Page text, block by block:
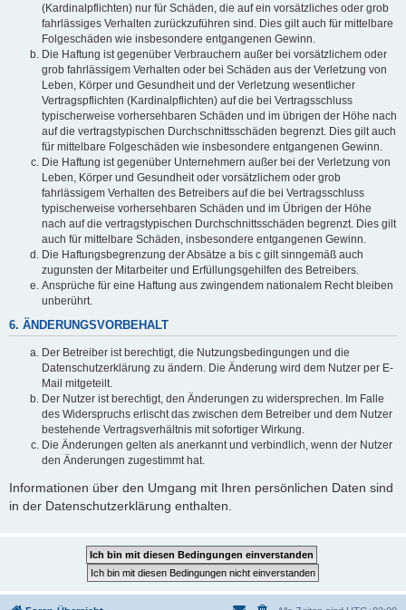
(Kardinalpflichten) nur für Schäden, die auf ein vorsätzliches oder grob
fahrlässiges Verhalten zurückzuführen sind. Dies gilt auch für mittelbare
Folgeschäden wie insbesondere entgangenen Gewinn.
Die Haftung ist gegenüber Verbrauchern außer bei vorsätzlichem oder
grob fahrlässigem Verhalten oder bei Schäden aus der Verletzung von
Leben, Körper und Gesundheit und der Verletzung wesentlicher
Vertragspflichten (Kardinalpflichten) auf die bei Vertragsschluss
typischerweise vorhersehbaren Schäden und im übrigen der Höhe nach
auf die vertragstypischen Durchschnittsschäden begrenzt. Dies gilt auch
für mittelbare Folgeschäden wie insbesondere entgangenen Gewinn.
Die Haftung ist gegenüber Unternehmern außer bei der Verletzung von
Leben, Körper und Gesundheit oder vorsätzlichem oder grob
fahrlässigem Verhalten des Betreibers auf die bei Vertragsschluss
typischerweise vorhersehbaren Schäden und im Übrigen der Höhe
nach auf die vertragstypischen Durchschnittsschäden begrenzt. Dies gilt
auch für mittelbare Schäden, insbesondere entgangenen Gewinn.
Die Haftungsbegrenzung der Absätze a bis c gilt sinngemäß auch
zugunsten der Mitarbeiter und Erfüllungsgehilfen des Betreibers.
Ansprüche für eine Haftung aus zwingendem nationalem Recht bleiben
unberührt.
6. ÄNDERUNGSVORBEHALT
Der Betreiber ist berechtigt, die Nutzungsbedingungen und die
Datenschutzerklärung zu ändern. Die Änderung wird dem Nutzer per E-
Mail mitgeteilt.
Der Nutzer ist berechtigt, den Änderungen zu widersprechen. Im Falle
des Widerspruchs erlischt das zwischen dem Betreiber und dem Nutzer
bestehende Vertragsverhältnis mit sofortiger Wirkung.
Die Änderungen gelten als anerkannt und verbindlich, wenn der Nutzer
den Änderungen zugestimmt hat.
Informationen über den Umgang mit Ihren persönlichen Daten sind
in der Datenschutzerklärung enthalten.